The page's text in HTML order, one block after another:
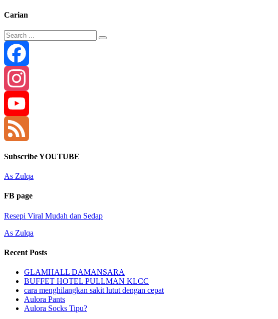
Carian
Facebook
Instagram
YouTube
Channel
Feed
Subscribe YOUTUBE
As Zulqa
FB page
Resepi Viral Mudah dan Sedap
As Zulqa
Recent Posts
GLAMHALL DAMANSARA
BUFFET HOTEL PULLMAN KLCC
cara menghilangkan sakit lutut dengan cepat
Aulora Pants
Aulora Socks Tipu?